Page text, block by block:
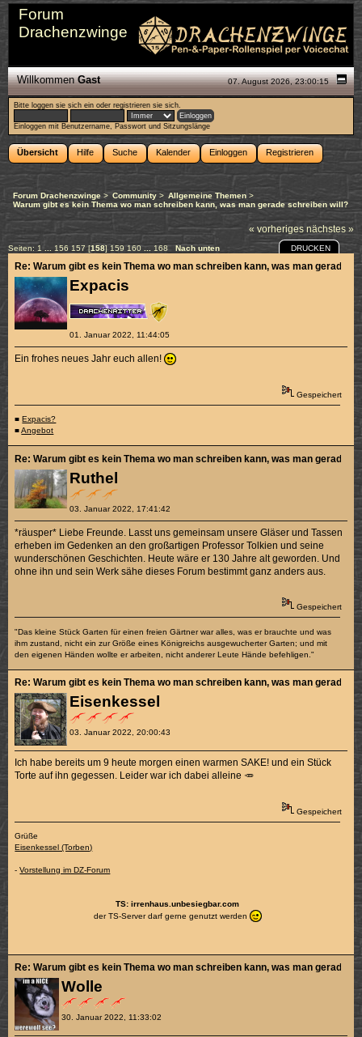
Forum
Drachenzwinge
07. August 2026, 23:00:15
WillkommenGast
Bitte loggen sie sich ein oderregistrieren sie sich.
Einloggen mit Benutzername, Passwort und Sitzungslänge
Übersicht Hilfe Suche Kalender Einloggen Registrieren
Forum Drachenzwinge > Community> Allgemeine Themen>
Warum gibt es kein Thema wo man schreiben kann, was man gerade schreiben will?
« vorheriges nächstes »
Seiten: 1 ... 156 157 [158] 159 160 ... 168 Nach unten DRUCKEN
Expacis
01. Januar 2022, 11:44:05
Re: Warum gibt es kein Thema wo man schreiben kann, was man gerade
Ein frohes neues Jahr euch allen!
Gespeichert
■Expacis?
■Angebot
Ruthel
03. Januar 2022, 17:41:42
Re: Warum gibt es kein Thema wo man schreiben kann, was man gerade
*räusper* Liebe Freunde. Lasst uns gemeinsam unsere Gläser und Tassen
erheben im Gedenken an den großartigen Professor Tolkien und seine
wunderschönen Geschichten. Heute wäre er 130 Jahre alt geworden. Und
ohne ihn und sein Werk sähe dieses Forum bestimmt ganz anders aus.
Gespeichert
"Das kleine Stück Garten für einen freien Gärtner war alles, was er brauchte und was
ihm zustand, nicht ein zur Größe eines Königreichs ausgewucherter Garten; und mit
den eigenen Händen wollte er arbeiten, nicht anderer Leute Hände befehligen."
Eisenkessel
03. Januar 2022, 20:00:43
Re: Warum gibt es kein Thema wo man schreiben kann, was man gerade
Ich habe bereits um 9 heute morgen einen warmen SAKE! und ein Stück
Torte auf ihn gegessen. Leider war ich dabei alleine 🥕
Gespeichert
Grüße
Eisenkessel (Torben)
-Vorstellung im DZ-Forum
TS: irrenhaus.unbesiegbar.com
der TS-Server darf gerne genutzt werden
Wolle
30. Januar 2022, 11:33:02
Re: Warum gibt es kein Thema wo man schreiben kann, was man gerade